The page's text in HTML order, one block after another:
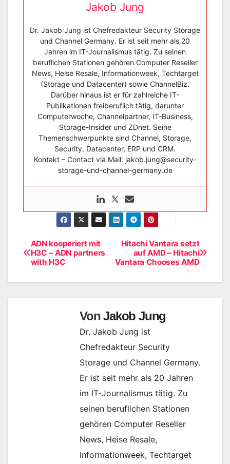
Jakob Jung
Dr. Jakob Jung ist Chefredakteur Security Storage
und Channel Germany. Er ist seit mehr als 20
Jahren im IT-Journalismus tätig. Zu seinen
beruflichen Stationen gehören Computer Reseller
News, Heise Resale, Informationweek, Techtarget
(Storage und Datacenter) sowie ChannelBiz.
Darüber hinaus ist er für zahlreiche IT-
Publikationen freiberuflich tätig, darunter
Computerwoche, Channelpartner, IT-Business,
Storage-Insider und ZDnet. Seine
Themenschwerpunkte sind Channel, Storage,
Security, Datacenter, ERP und CRM.
Kontakt – Contact via Mail: jakob.jung@security-
storage-und-channel-germany.de
BeitragsnavigationHitachi Vantara setzt
auf AMD – Hitachi
Vantara Chooses AMD
ADN kooperiert mit
H3C – ADN partners
with H3C
VonJakob Jung
Dr. Jakob Jung ist
Chefredakteur Security
Storage und Channel Germany.
Er ist seit mehr als 20 Jahren
im IT-Journalismus tätig. Zu
seinen beruflichen Stationen
gehören Computer Reseller
News, Heise Resale,
Informationweek, Techtarget